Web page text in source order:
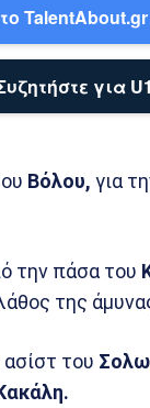
για
Βόλου, για
την πάσα του
της
του